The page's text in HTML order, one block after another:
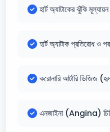
হার্ট অ্যাটাকের ঝুঁকি মূল্যায়ন
হার্ট অ্যাটাক প্রতিরোধ ও
করোনারি আর্টারি ডিজিজ
এনজাইনা (Angina)